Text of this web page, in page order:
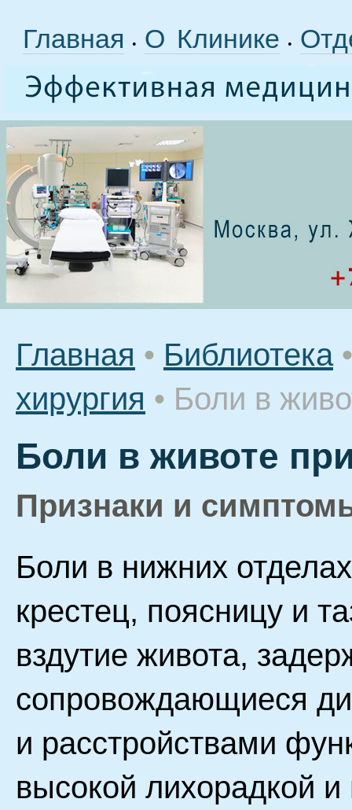
Главная • О Клинике •
Главная • Библиотека •
хирургия • Боли в
Боли в животе
Признаки и
Боли в нижних
крестец, поясницу и
вздутие живота,
сопровождающиеся
и расстройствами
высокой лихорадкой и